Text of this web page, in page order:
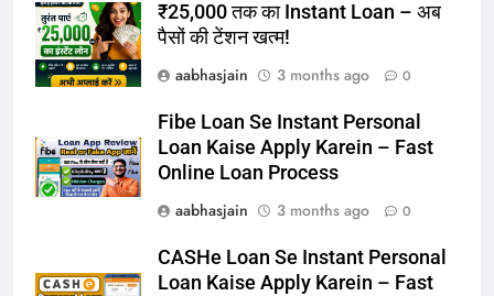
₹25,000 तक का Instant Loan – अब
पैसों की टेंशन खत्म!
aabhasjain
3 months ago 0
Fibe Loan Se Instant Personal
Loan Kaise Apply Karein – Fast
Online Loan Process
aabhasjain
3 months ago 0
CASHe Loan Se Instant Personal
Loan Kaise Apply Karein – Fast